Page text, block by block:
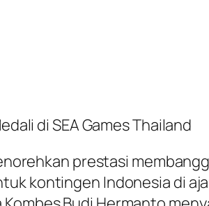
di SEA Games Thailand
prestasi
kontingen Indonesia di